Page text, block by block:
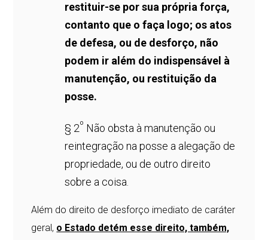
restituir-se por sua própria força,
contanto que o faça logo; os atos
de defesa, ou de desforço, não
podem ir além do indispensável à
manutenção, ou restituição da
posse.
§ 2º Não obsta à manutenção ou
reintegração na posse a alegação de
propriedade, ou de outro direito
sobre a coisa.
Além do direito de desforço imediato de caráter
geral, o Estado detém esse direito, também,